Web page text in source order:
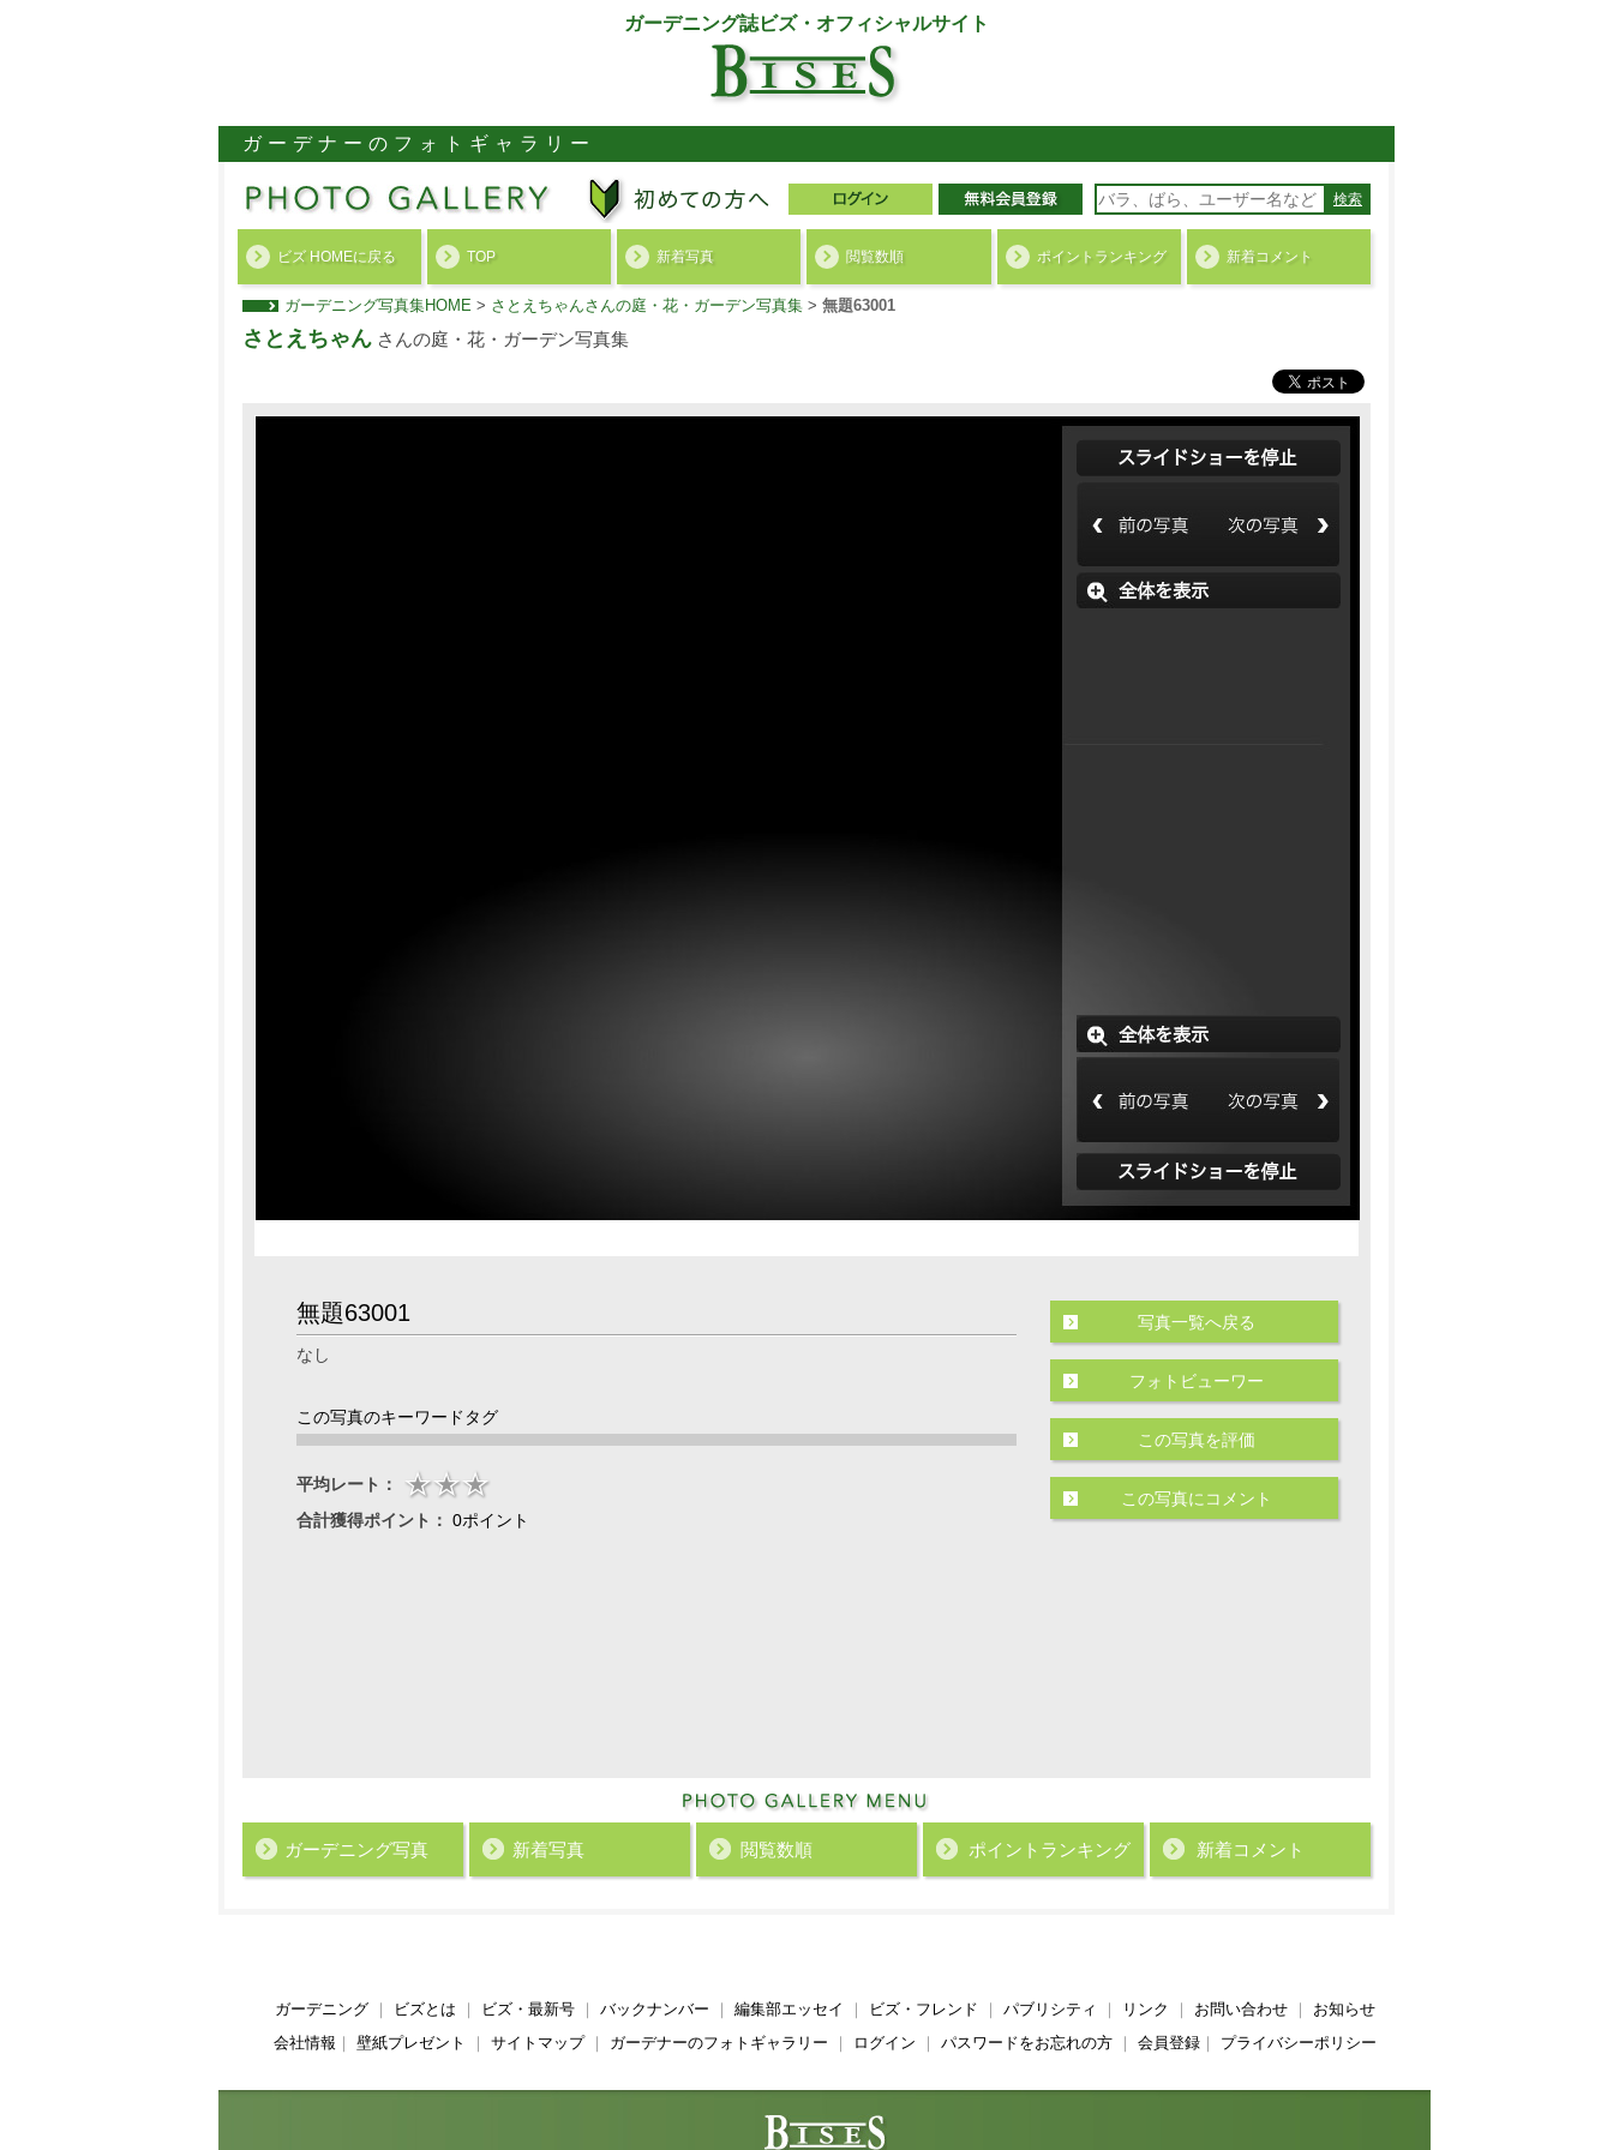
ガーデニング誌ビズ・オフィシャルサイト
ガーデナーのフォトギャラリー
検索
ビズ HOMEに戻る TOP 新着写真 閲覧数順 ポイント ランキング 新着コメント
ガーデニング写真集HOME > さとえちゃんさんの庭・花・ガーデン写真集 > 無題63001
さとえちゃん さんの庭・花・ガーデン写真集
無題63001
なし
この写真のキーワードタグ
平均レート：
合計獲得ポイント： 0ポイント
写真一覧へ戻る
フォトビューワー
この写真を評価
この写真にコメント
ガーデニング写真 新着写真 閲覧数順 ポイント ランキング 新着コメント
ガーデニング｜ ビズとは ビズ・最新号｜ バックナンバー 編集部エッセイ ビズ・フレンド パブリシティ リンク お問い合わせ｜ お知らせ
会社情報
壁紙プレゼント サイトマップ｜ ガーデナーのフォトギャラリー ログイン パスワードをお忘れの方｜ 会員登録｜ プライバシーポリシー